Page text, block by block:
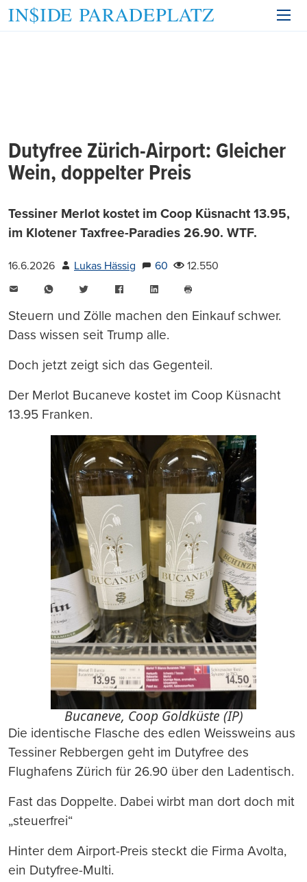
Dutyfree Zürich-Airport: Gleicher
Wein, doppelter Preis
Tessiner Merlot kostet im Coop Küsnacht 13.95,
im Klotener Taxfree-Paradies 26.90. WTF.
16.6.2026 Lukas Hässig 60
12.550
WhatsAppTwitter FacebookLinkedIn
drucken
Steuern und Zölle machen den Einkauf schwer.
Dass wissen seit Trump alle.
Doch jetzt zeigt sich das Gegenteil.
Der Merlot Bucaneve kostet im Coop Küsnacht
13.95 Franken.
Bucaneve, Coop Goldküste (IP)
Die identische Flasche des edlen Weissweins aus
Tessiner Rebbergen geht im Dutyfree des
Flughafens Zürich für 26.90 über den Ladentisch.
Fast das Doppelte. Dabei wirbt man dort doch mit
„steuerfrei“
Hinter dem Airport-Preis steckt die Firma Avolta,
ein Dutyfree-Multi.